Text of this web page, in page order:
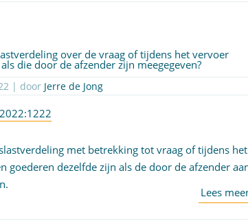
over de vraag of tijdens het vervoer
die door de afzender zijn meegegeven?
| door Jerre de Jong
met betrekking tot vraag of tijdens het
goederen dezelfde zijn als de door de afzender